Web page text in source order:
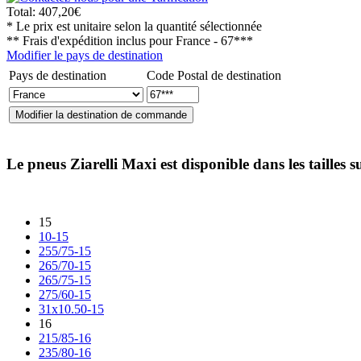
Total: 407,20€
* Le prix est unitaire selon la quantité sélectionnée
** Frais d'expédition inclus pourFrance - 67***
Modifier le pays de destination
Pays de destination
Code Postal de destination
Le pneus Ziarelli Maxi est disponible dans les tailles
15
10-15
255/75-15
265/70-15
265/75-15
275/60-15
31x10.50-15
16
215/85-16
235/80-16